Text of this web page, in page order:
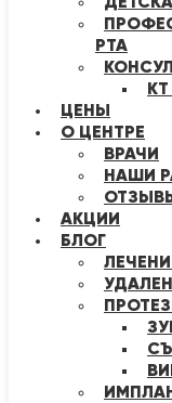
РТА
ЦЕНЫ
О ЦЕНТРЕ
ВРАЧИ
НАШИ
АКЦИИ
БЛОГ